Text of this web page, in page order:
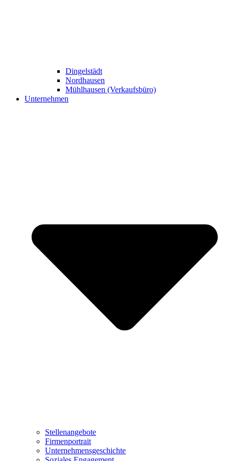
Dingelstädt
Nordhausen
Mühlhausen (Verkaufsbüro)
Unternehmen
Stellenangebote
Firmenportrait
Unternehmensgeschichte